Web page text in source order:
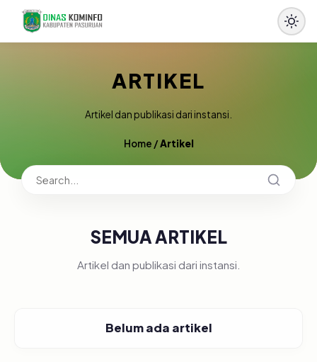
ARTIKEL
Artikel dan publikasi dari instansi.
Home /Artikel
SEMUA ARTIKEL
Artikel dan publikasi dari instansi.
Belum ada artikel